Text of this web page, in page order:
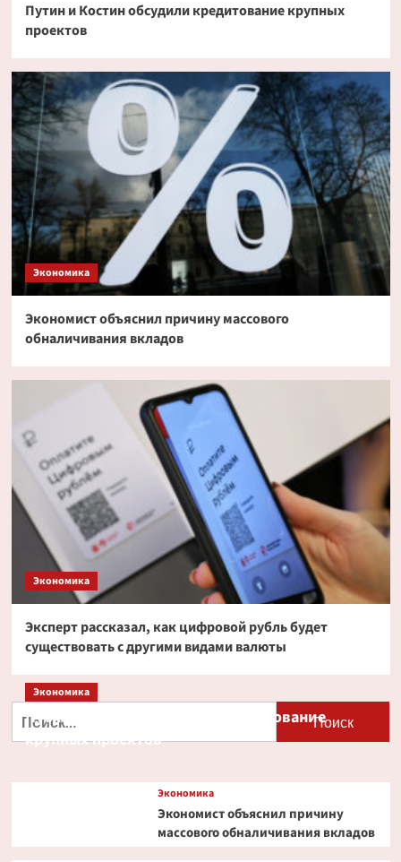
Путин и Костин обсудили кредитование крупных
проектов
Экономика
Экономист объяснил причину массового
обналичивания вкладов
Экономика
Эксперт рассказал, как цифровой рубль будет
существовать с другими видами валюты
Экономика
Путин и Костин обсудили кредитование
крупных проектов
Экономика
Экономист объяснил причину
массового обналичивания вкладов